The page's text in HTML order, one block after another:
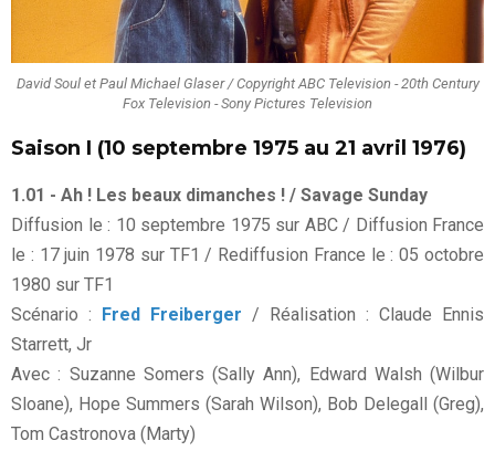
David Soul et Paul Michael Glaser / Copyright ABC Television - 20th Century
Fox Television - Sony Pictures Television
Saison I (10 septembre 1975 au 21 avril 1976)
1.01 - Ah ! Les beaux dimanches ! / Savage Sunday
Diffusion le : 10 septembre 1975 sur ABC / Diffusion France
le : 17 juin 1978 sur TF1 / Rediffusion France le : 05 octobre
1980 sur TF1
Scénario : Fred Freiberger / Réalisation : Claude Ennis
Starrett, Jr
Avec : Suzanne Somers (Sally Ann), Edward Walsh (Wilbur
Sloane), Hope Summers (Sarah Wilson), Bob Delegall (Greg),
Tom Castronova (Marty)